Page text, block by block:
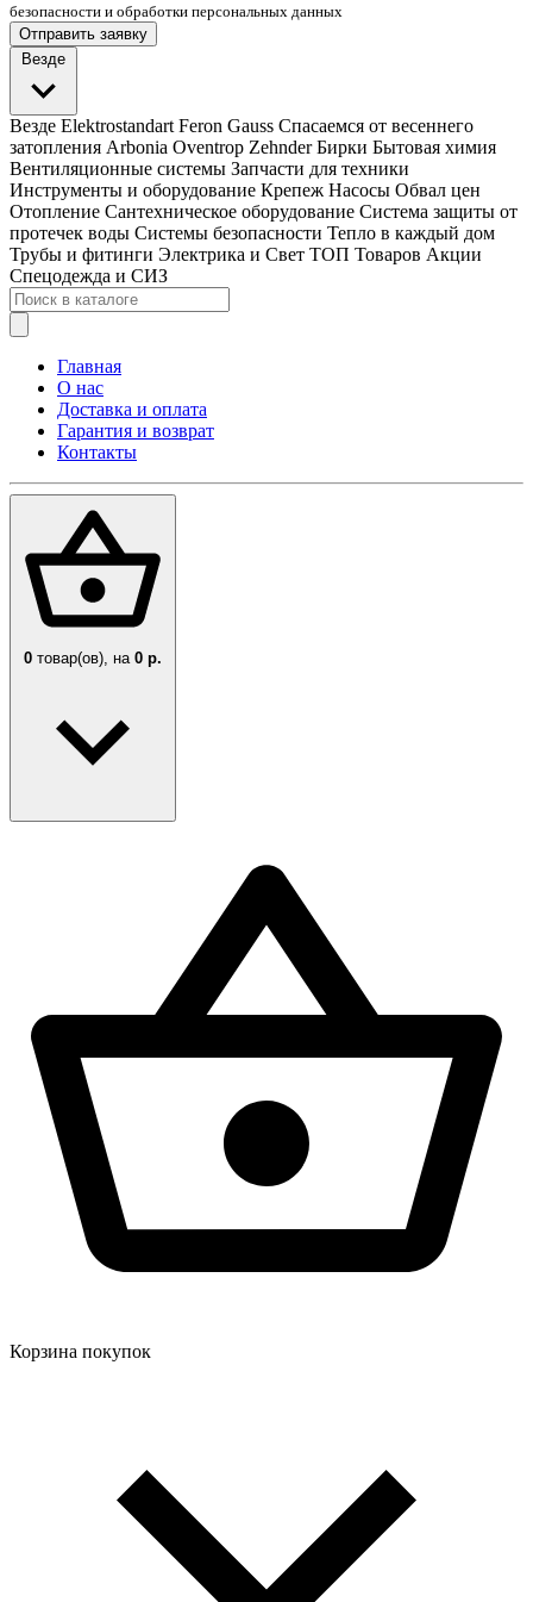
безопасности и обработки персональных данных
Отправить заявку
Везде
Везде Elektrostandart Feron Gauss Спасаемся от весеннего
затопления Arbonia Oventrop Zehnder Бирки Бытовая химия
Вентиляционные системы Запчасти для техники
Инструменты и оборудование Крепеж Насосы Обвал цен
Отопление Сантехническое оборудование Система защиты от
протечек воды Системы безопасности Тепло в каждый дом
Трубы и фитинги Электрика и Свет ТОП Товаров Акции
Спецодежда и СИЗ
Главная
О нас
Доставка и оплата
Гарантия и возврат
Контакты
0 товар(ов), на 0 р.
Корзина покупок